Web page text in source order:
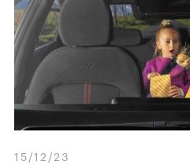
15/12/23